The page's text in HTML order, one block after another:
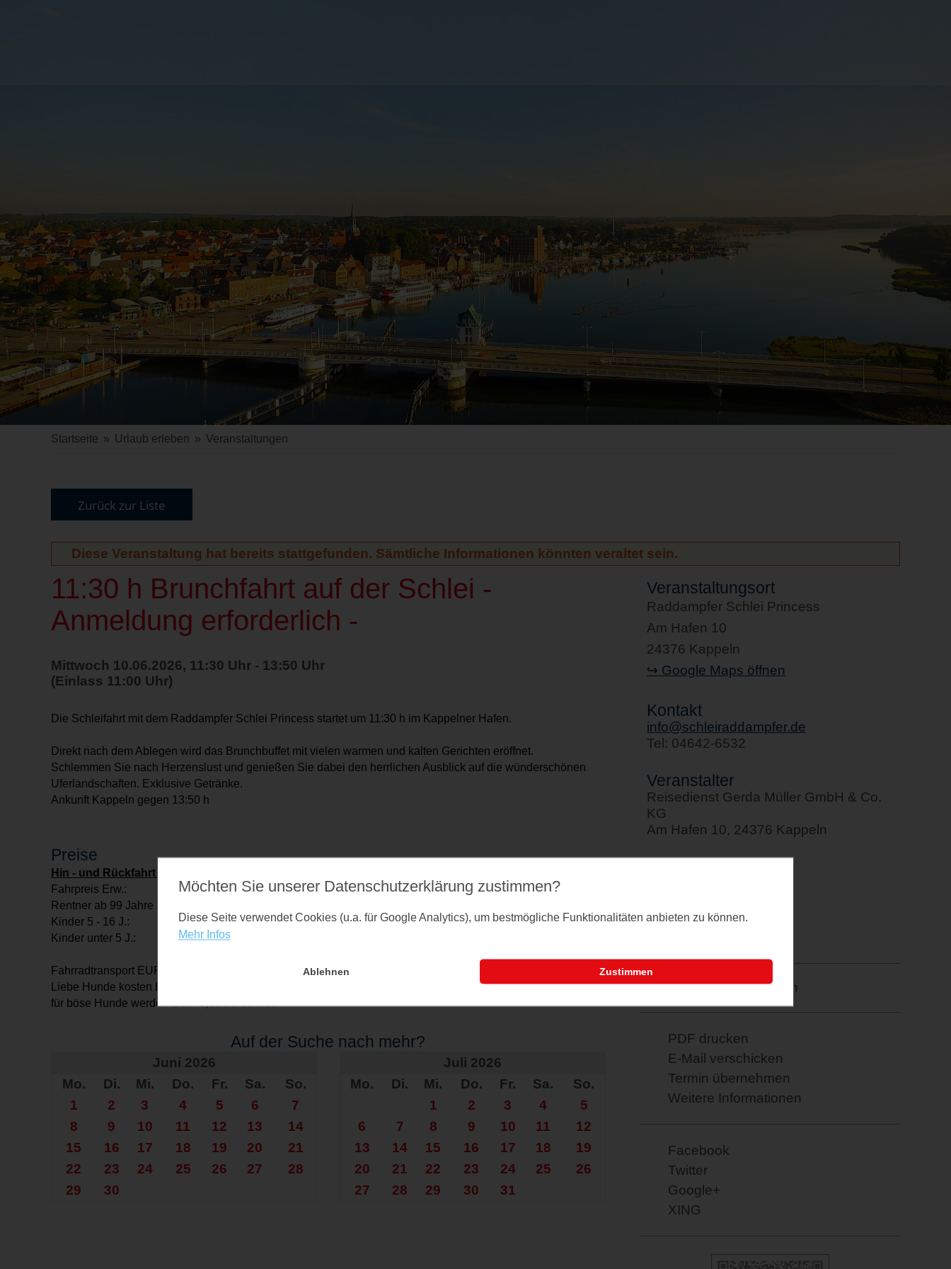
Startseite » Urlaub erleben » Veranstaltungen
Zurück zur Liste
Diese Veranstaltung hat bereits stattgefunden. Sämtliche Informationen könnten veraltet sein.
11:30 h Brunchfahrt auf der Schlei -
Anmeldung erforderlich -
Mittwoch 10.06.2026, 11:30 Uhr - 13:50 Uhr
(Einlass 11:00 Uhr)
Die Schleifahrt mit dem Raddampfer Schlei Princess startet um 11:30 h im Kappelner Hafen.
Direkt nach dem Ablegen wird das Brunchbuffet mit vielen warmen und kalten Gerichten eröffnet.
Schlemmen Sie nach Herzenslust und genießen Sie dabei den herrlichen Ausblick auf die wünderschönen
Uferlandschaften. Exklusive Getränke.
Ankunft Kappeln gegen 13:50 h
Preise
Hin - und Rückfahrt inkl. Brunch
Fahrpreis Erw.: € 44,00
Rentner ab 99 Jahre € 0,00
Kinder 5 - 16 J.: EUR 11,50 + EUR 1,00 pro Lebensjahr
Kinder unter 5 J.: kostenfrei
Fahrradtransport EUR 3,00
Liebe Hunde kosten EUR 1,00,
für böse Hunde werden EUR 5,00 berechnet.
Auf der Suche nach mehr?
Juni 2026
Mo.
Di. Mi. Do. Fr. Sa.
So.
1
2 3 4 5 6
7
8
9 10 11 12 13
14
15
16 17 18 19 20
21
22
23 24 25 26 27
28
29
30
Juli 2026
Mo.
Di. Mi. Do. Fr. Sa.
So.
1
2 3 4
5
6
7 8 9 10 11
12
13
14 15 16 17 18
19
20
21 22 23 24 25
26
27
28 29 30 31
Veranstaltungsort
Raddampfer Schlei Princess
Am Hafen 10
24376 Kappeln
↪ Google Maps öffnen
Kontakt
info@schleiraddampfer.de
Tel: 04642-6532
Veranstalter
Reisedienst Gerda Müller GmbH & Co.
KG
Am Hafen 10, 24376 Kappeln
Letztes Update
Merkzettel: speichern
PDF drucken
E-Mail verschicken
Termin übernehmen
Weitere Informationen
Facebook
Twitter
Google+
XING
Möchten Sie unserer Datenschutz­erklärung zustimmen?
Diese Seite verwendet Cookies (u.a. für Google Analytics), um bestmögliche Funktionalitäten anbieten zu können.
Mehr Infos
Ablehnen Zustimmen